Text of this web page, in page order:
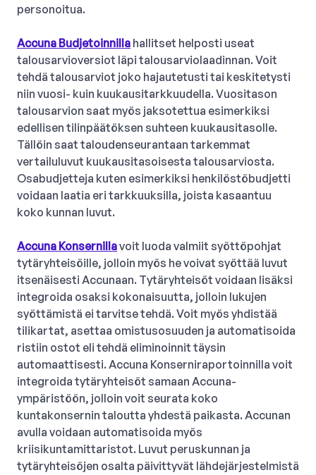
personoitua.
Accuna Budjetoinnilla hallitset helposti useat
talousarvioversiot läpi talousarviolaadinnan. Voit
tehdä talousarviot joko hajautetusti tai keskitetysti
niin vuosi- kuin kuukausitarkkuudella. Vuositason
talousarvion saat myös jaksotettua esimerkiksi
edellisen tilinpäätöksen suhteen kuukausitasolle.
Tällöin saat taloudenseurantaan tarkemmat
vertailuluvut kuukausitasoisesta talousarviosta.
Osabudjetteja kuten esimerkiksi henkilöstöbudjetti
voidaan laatia eri tarkkuuksilla, joista kasaantuu
koko kunnan luvut.
Accuna Konsernillavoit luoda valmiit syöttöpohjat
tytäryhteisöille, jolloin myös he voivat syöttää luvut
itsenäisesti Accunaan. Tytäryhteisöt voidaan lisäksi
integroida osaksi kokonaisuutta, jolloin lukujen
syöttämistä ei tarvitse tehdä. Voit myös yhdistää
tilikartat, asettaa omistusosuuden ja automatisoida
ristiin ostot eli tehdä eliminoinnit täysin
automaattisesti. Accuna Konserniraportoinnilla voit
integroida tytäryhteisöt samaan Accuna-
ympäristöön, jolloin voit seurata koko
kuntakonsernin taloutta yhdestä paikasta. Accunan
avulla voidaan automatisoida myös
kriisikuntamittaristot. Luvut peruskunnan ja
tytäryhteisöjen osalta päivittyvät lähdejärjestelmistä